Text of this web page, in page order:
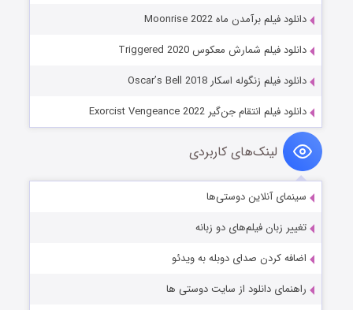
دانلود فیلم برآمدن ماه Moonrise 2022
دانلود فیلم شمارش معکوس Triggered 2020
دانلود فیلم زنگوله اسکار Oscar’s Bell 2018
دانلود فیلم انتقام جن‌گیر Exorcist Vengeance 2022
لینک‌های کاربردی
سینمای آنلاین دوستی‌ها
تغییر زبان فیلم‌های دو زبانه
اضافه کردن صدای دوبله به ویدئو
راهنمای دانلود از سایت دوستی ها